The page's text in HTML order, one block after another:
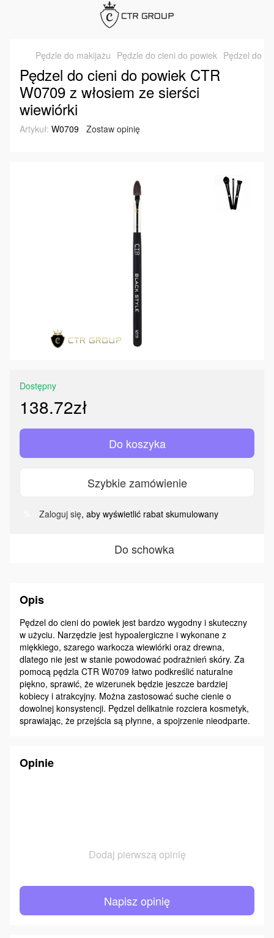
Pędzle do makijażu Pędzle do cieni do powiek Pędzel do
Pędzel do cieni do powiek CTR
W0709 z włosiem ze sierści
wiewiórki
Artykuł: W0709 Zostaw opinię
Dostępny
138.72zł
Do koszyka
Szybkie zamówienie
Zaloguj się, aby wyświetlić rabat skumulowany
Do schowka
Opis
Pędzel do cieni do powiek jest bardzo wygodny i skuteczny
w użyciu. Narzędzie jest hypoalergiczne i wykonane z
miękkiego, szarego warkocza wiewiórki oraz drewna,
dlatego nie jest w stanie powodować podrażnień skóry. Za
pomocą pędzla CTR W0709 łatwo podkreślić naturalne
piękno, sprawić, że wizerunek będzie jeszcze bardziej
kobiecy i atrakcyjny. Można zastosować suche cienie o
dowolnej konsystencji. Pędzel delikatnie rozciera kosmetyk,
sprawiając, że przejścia są płynne, a spojrzenie nieodparte.
Opinie
Dodaj pierwszą opinię
Napisz opinię